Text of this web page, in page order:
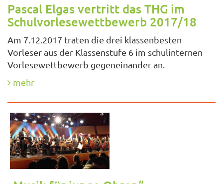
Pascal Elgas vertritt das THG im
Schulvorlesewettbewerb 2017/18
Am 7.12.2017 traten die drei klassenbesten
Vorleser aus der Klassenstufe 6 im schulinternen
Vorlesewettbewerb gegeneinander an.
mehr